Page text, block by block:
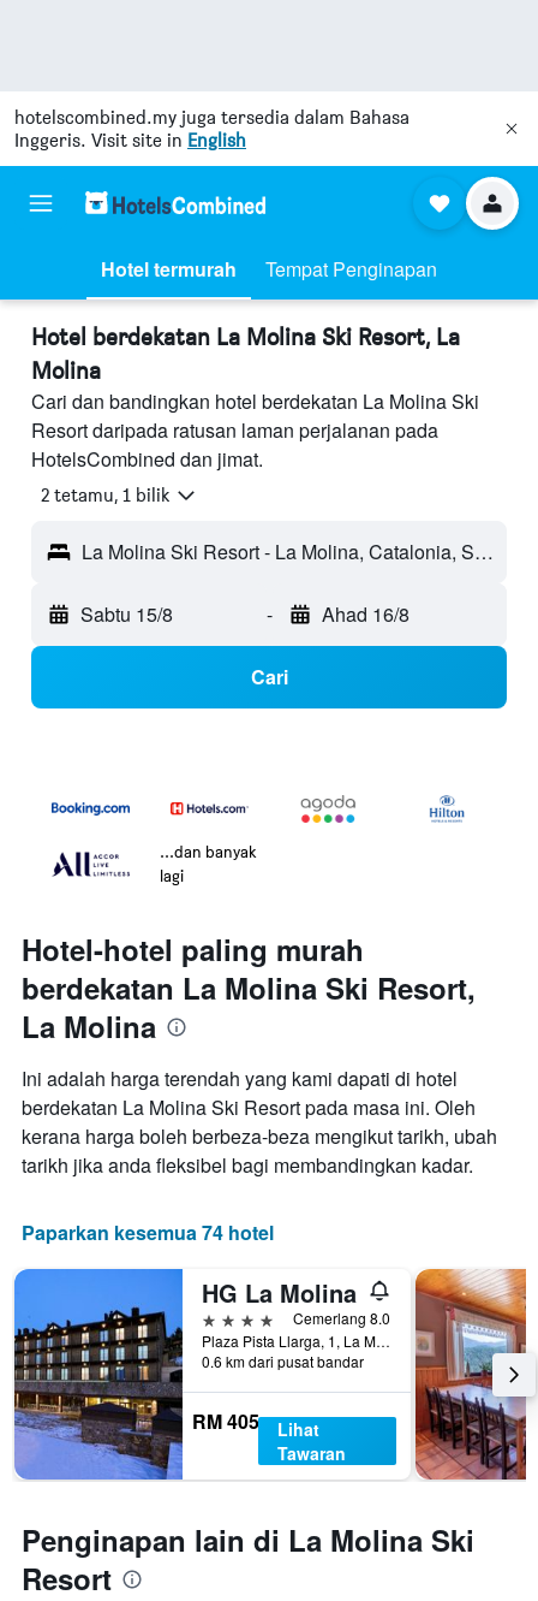
hotelscombined.my juga tersedia dalam Bahasa
Inggeris. Visit site in English
Hotel termurah Tempat Penginapan
Hotel berdekatan La Molina Ski Resort, La
Molina
Cari dan bandingkan hotel berdekatan La Molina Ski
Resort daripada ratusan laman perjalanan pada
HotelsCombined dan jimat.
2 tetamu, 1 bilik
La Molina Ski Resort - La Molina, Catalonia, Sepanyol
Sabtu 15/8 - Ahad 16/8
Cari
...dan banyak
lagi
Hotel-hotel paling murah
berdekatan La Molina Ski Resort,
La Molina
Ini adalah harga terendah yang kami dapati di hotel
berdekatan La Molina Ski Resort pada masa ini. Oleh
kerana harga boleh berbeza-beza mengikut tarikh, ubah
tarikh jika anda fleksibel bagi membandingkan kadar.
Paparkan kesemua 74 hotel
HG La Molina
4 bintang
Cemerlang 8.0
Plaza Pista Llarga, 1, La Molina, Catalonia, Sepanyol
0.6 km dari pusat bandar
RM 405
Lihat
Tawaran
Penginapan lain di La Molina Ski
Resort